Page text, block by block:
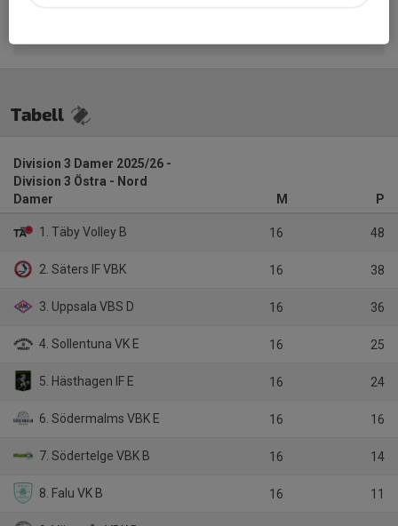
Tabell
Division 3 Damer 2025/26 -
Division 3 Östra - Nord
Damer
M P
1. Täby Volley B 16 48
2. Säters IF VBK 16 38
3. Uppsala VBS D 16 36
4. Sollentuna VK E 16 25
5. Hästhagen IF E 16 24
6. Södermalms VBK E 16 16
7. Södertelge VBK B 16 14
8. Falu VK B 16 11